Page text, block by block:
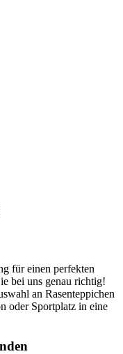
für einen perfekten
bei uns genau richtig!
an Rasenteppichen
oder Sportplatz in eine